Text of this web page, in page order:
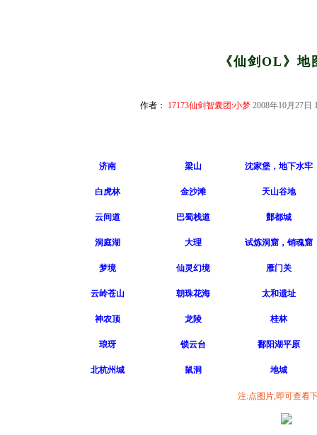
《仙剑OL》地
作者： 17173仙剑智囊团:小梦 2008年10月27日
济南 梁山 沈家堡，地下水牢
白虎林 金沙滩 天山谷地
云间道 巴蜀栈道 鄷都城
洞庭湖 大理 试炼洞窟，销魂窟
梦境 仙灵幻境 雁门关
云岭苍山 朝珠花海 太和遗址
神农顶 龙陵 桂林
琅玡 锁云台 鄱阳湖平原
北杭州城 鼠洞 地城
注:点图片,即可查看